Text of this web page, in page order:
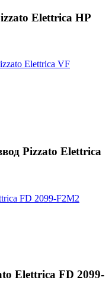
Elettrica HP
Pizzato Elettrica
Elettrica FD 2099-